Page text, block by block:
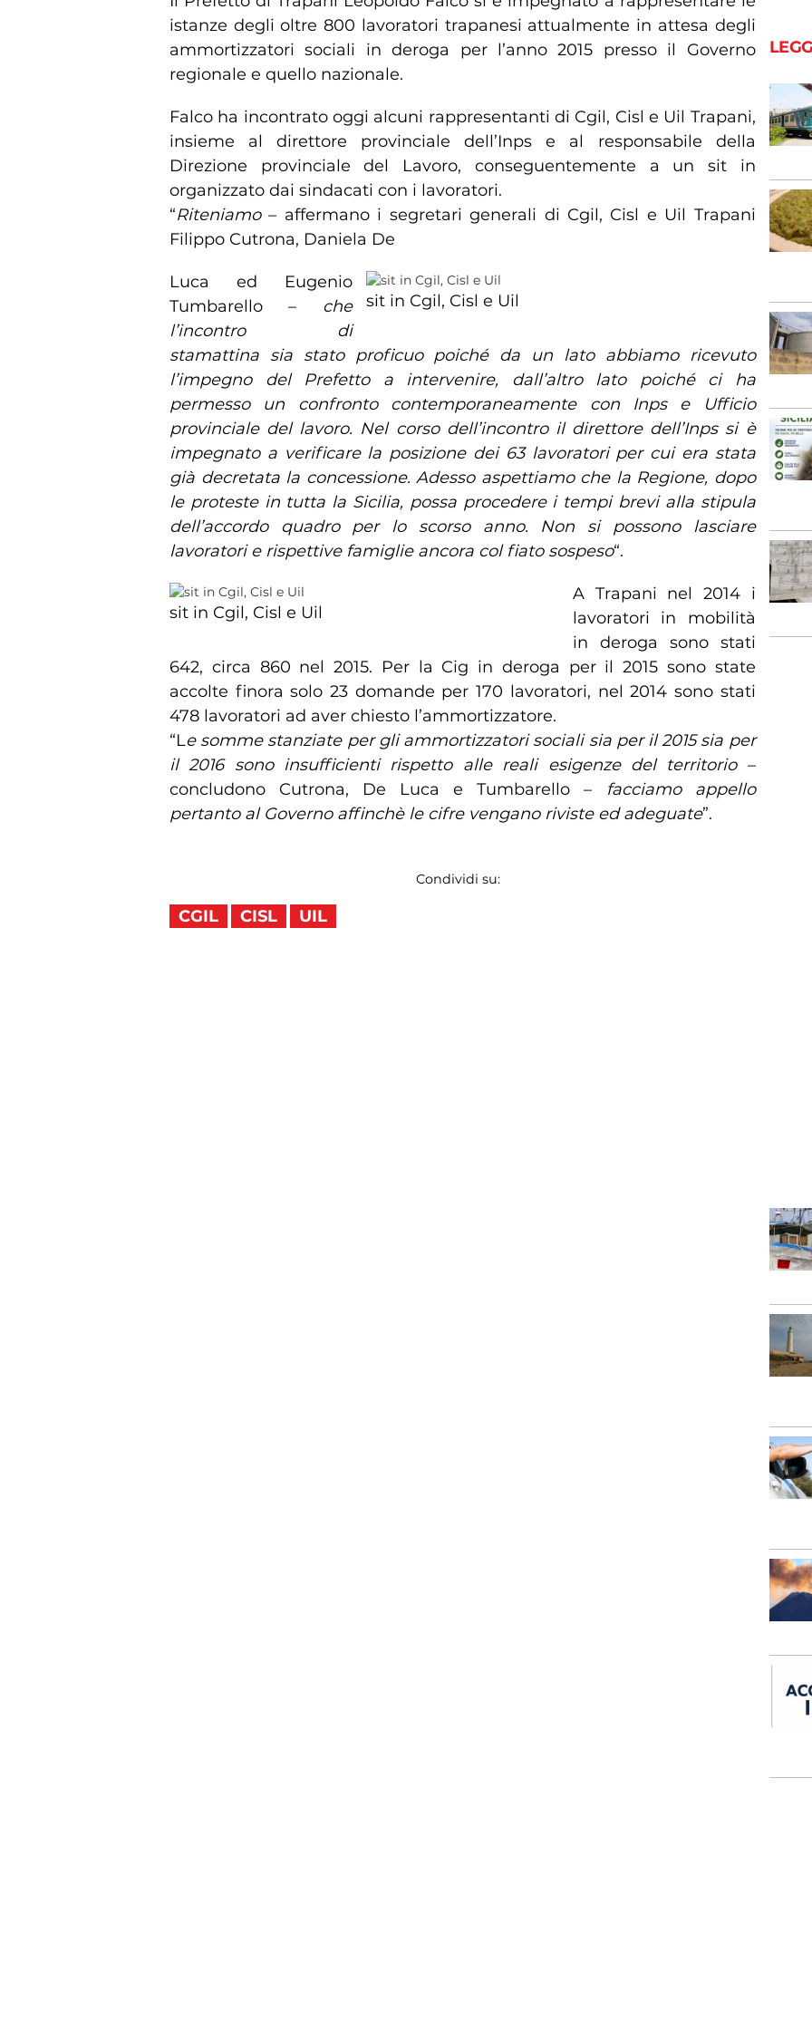
istanze degli oltre 800 lavoratori trapanesi attualmente in attesa degli
ammortizzatori sociali in deroga per l’anno 2015 presso il Governo
regionale e quello nazionale.
Falco ha incontrato oggi alcuni rappresentanti di Cgil, Cisl e Uil Trapani,
insieme al direttore provinciale dell’Inps e al responsabile della
Direzione provinciale del Lavoro, conseguentemente a un sit in
organizzato dai sindacati con i lavoratori.
“Riteniamo– affermano i segretari generali di Cgil, Cisl e Uil Trapani
Filippo Cutrona, Daniela De
sit in Cgil, Cisl e Uil
Luca ed Eugenio
Tumbarello – che
l’incontro di
stamattina sia stato proficuo poiché da un lato abbiamo ricevuto
l’impegno del Prefetto a intervenire, dall’altro lato poiché ci ha
permesso un confronto contemporaneamente con Inps e Ufficio
provinciale del lavoro. Nel corso dell’incontro il direttore dell’Inps si è
impegnato a verificare la posizione dei 63 lavoratori per cui era stata
già decretata la concessione. Adesso aspettiamo che la Regione, dopo
le proteste in tutta la Sicilia, possa procedere i tempi brevi alla stipula
dell’accordo quadro per lo scorso anno. Non si possono lasciare
lavoratori e rispettive famiglie ancora col fiato sospeso“.
sit in Cgil, Cisl e Uil
A Trapani nel 2014 i
lavoratori in mobilità
in deroga sono stati
642, circa 860 nel 2015. Per la Cig in deroga per il 2015 sono state
accolte finora solo 23 domande per 170 lavoratori, nel 2014 sono stati
478 lavoratori ad aver chiesto l’ammortizzatore.
“Le somme stanziate per gli ammortizzatori sociali sia per il 2015 sia per
il 2016 sono insufficienti rispetto alle reali esigenze del territorio–
concludono Cutrona, De Luca e Tumbarello –
facciamo appello
pertanto al Governo affinchè le cifre vengano riviste ed adeguate”.
Condividi su:
CGIL CISL UIL